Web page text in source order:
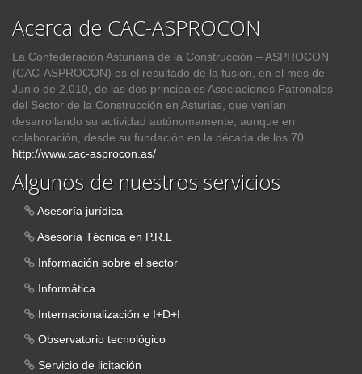
Acerca de CAC-ASPROCON
La Confederación Asturiana de la Construcción – ASPROCON
(CAC-ASPROCON) es el resultado de la fusión, en el mes de
Junio de 2.010, de las dos principales Asociaciones Patronales
del Sector de la Construcción en Asturias, que venían
desarrollando su actividad autónomamente, aunque en
colaboración, desde su fundación en la década de los 70.
http://www.cac-asprocon.as/
Algunos de nuestros servicios
Asesoría jurídica
Asesoría Técnica en P.R.L
Información sobre el sector
Informática
Internacionalización e I+D+I
Observatorio tecnológico
Servicio de licitación